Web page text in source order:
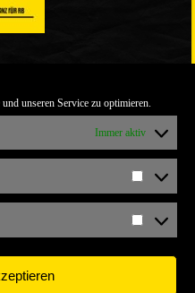
unseren Service zu optimieren.
Immer aktiv